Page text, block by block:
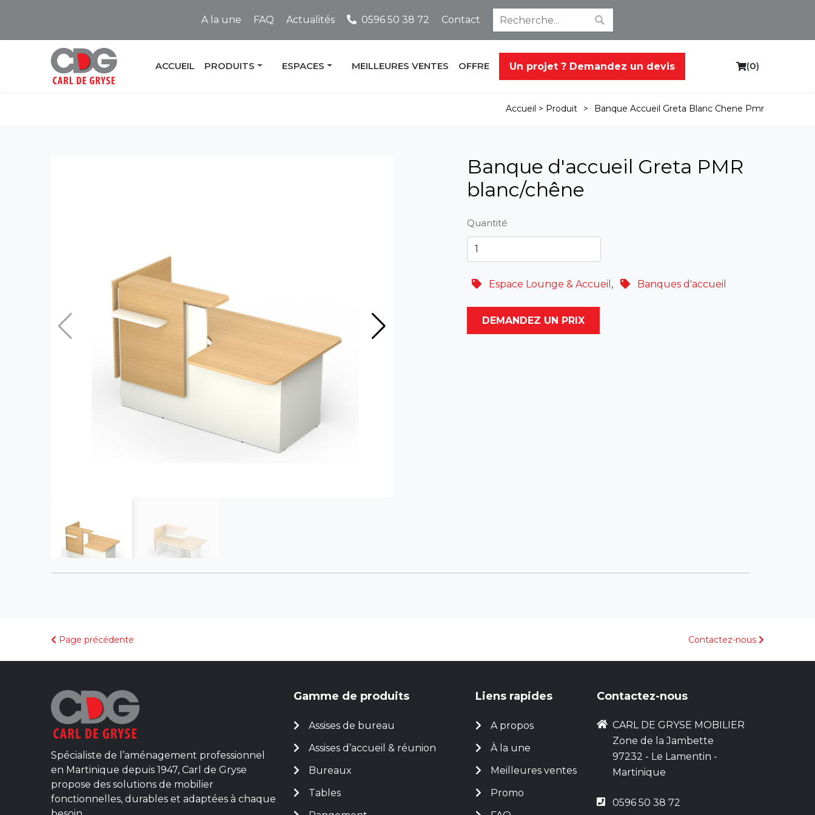
A la une FAQ Actualités 0596 50 38 72 Contact
ACCUEIL PRODUITS ESPACES MEILLEURES VENTES OFFRE Un projet ? Demandez un devis
C
(0)
Accueil > Produit > Banque Accueil Greta Blanc Chene Pmr
Banque d'accueil Greta PMR
blanc/chêne
Quantité
Espace Lounge & Accueil , Banques d'accueil
DEMANDEZ UN PRIX
Page précédente Contactez-nous
Spécialiste de l’aménagement professionnel
en Martinique depuis 1947, Carl de Gryse
propose des solutions de mobilier
fonctionnelles, durables et adaptées à chaque
Gamme de produits
Assises de bureau
Assises d’accueil & réunion
Bureaux
Tables
Liens rapides
A propos
À la une
Meilleures ventes
Promo
Contactez-nous
CARL DE GRYSE MOBILIER
Zone de la Jambette
97232 - Le Lamentin -
Martinique
0596 50 38 72